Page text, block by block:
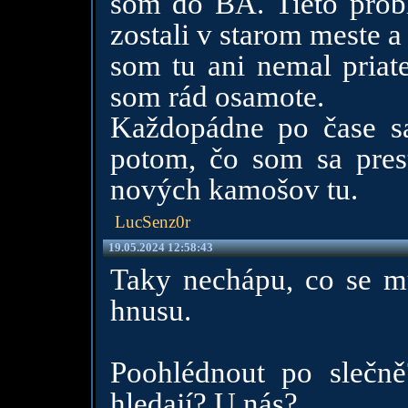
zostali v starom meste
som tu ani nemal
som rád osamote.
Každopádne po
potom, čo som sa
nových kamošov tu.
LucSenz0r
19.05.2024 12:58:43
Taky nechápu, co se
hnusu.
Poohlédnout po